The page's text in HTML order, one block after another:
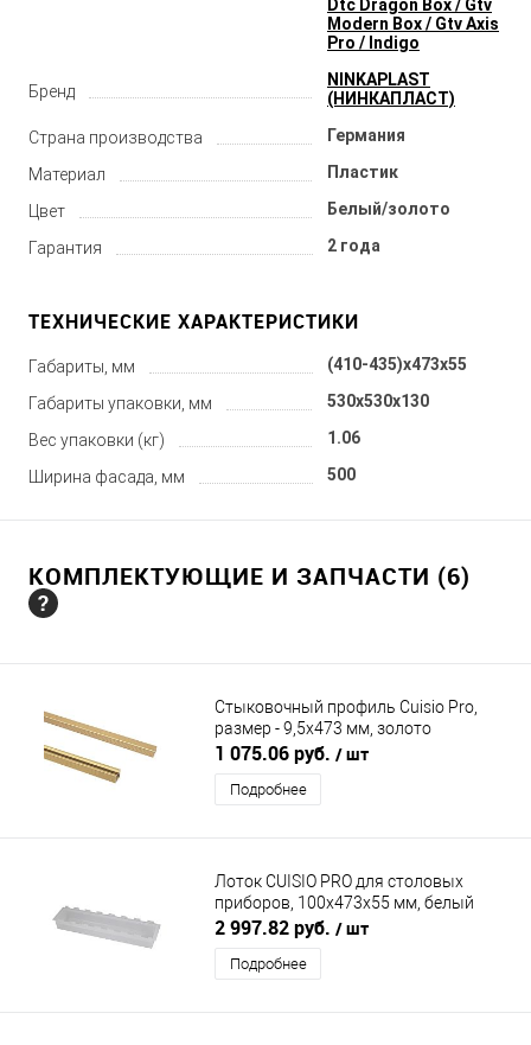
Dtc Dragon Box / Gtv
Modern Box / Gtv Axis
Pro / Indigo
Бренд
NINKAPLAST
(НИНКАПЛАСТ)
Страна производства Германия
Материал Пластик
Цвет Белый/золото
Гарантия 2 года
ТЕХНИЧЕСКИЕ ХАРАКТЕРИСТИКИ
Габариты, мм (410-435)x473x55
Габариты упаковки, мм 530x530x130
Вес упаковки (кг) 1.06
Ширина фасада, мм 500
КОМПЛЕКТУЮЩИЕ И ЗАПЧАСТИ (6)
Стыковочный профиль Cuisio Pro,
размер - 9,5х473 мм, золото
NINKAPLAST (НИНКАПЛАСТ)
1 075.06 руб. / шт
Подробнее
Лоток CUISIO PRO для столовых
приборов, 100х473х55 мм, белый
NINKAPLAST (НИНКАПЛАСТ)
2 997.82 руб. / шт
Подробнее